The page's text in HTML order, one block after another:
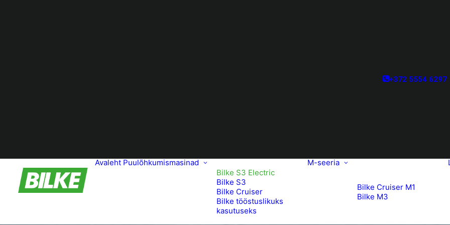
+372 5554 6297
Avaleht Puulõhkumismasinad
Bilke S3 Electric
Bilke S3
Bilke Cruiser
Bilke tööstuslikuks
kasutuseks
M-seeria
Bilke Cruiser M1
Bilke M3